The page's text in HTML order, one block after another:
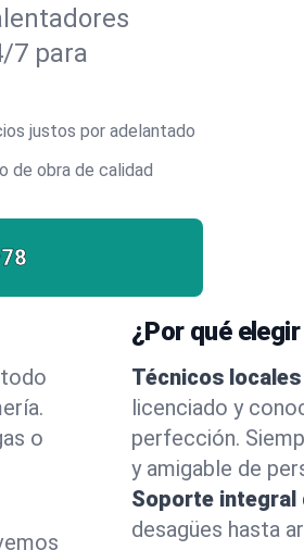
7 para
justos por adelantado
de obra de calidad
o
¿Por qué
Técnicos
licenciado y
perfección.
y amigable de
Soporte integral
desagües hasta